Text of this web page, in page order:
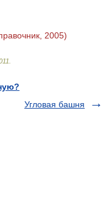
2005)
Угловая башня